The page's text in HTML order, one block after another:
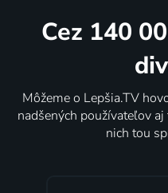
Cez 140
Môžeme o Lepšia.TV
nadšených používateľov
nich tou